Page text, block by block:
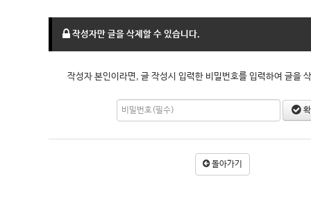
작성자만 글을 삭제할 수 있습니다.
작성자 본인이라면, 글 작성시 입력한 비밀번호를 입력하여 글을
돌아가기